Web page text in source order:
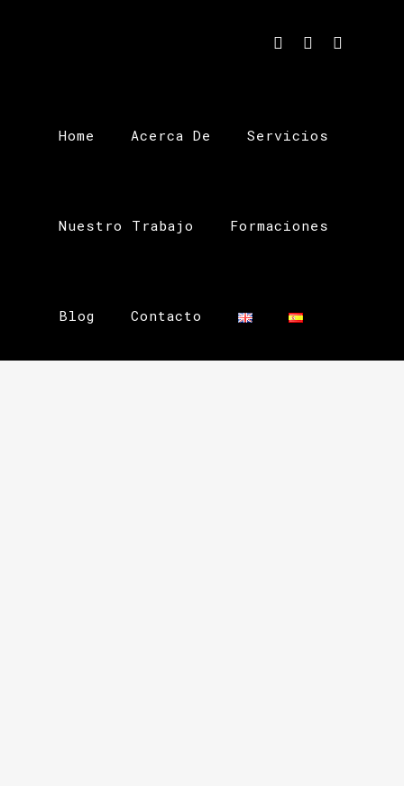
Home Acerca De Servicios
Nuestro Trabajo Formaciones
Blog Contacto